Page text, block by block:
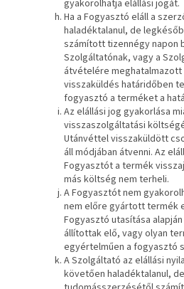
gyakorolhatja elállási jogát.
Ha a Fogyasztó eláll a
haladéktalanul, de
számított tizennégy napon
Szolgáltatónak, vagy a
átvételére meghatalmazott
visszaküldés határidőben
fogyasztó a terméket a
Az elállási jog gyakorlása
visszaszolgáltatási
Utánvéttel visszaküldött
áll módjában átvenni. Az
Fogyasztót a termék
más költség nem terheli.
A Fogyasztót nem
nem előre gyártott termék
Fogyasztó utasítása
állítottak elő, vagy olyan
egyértelműen a fogyasztó
A Szolgáltató az elállási
követően haladéktalanul,